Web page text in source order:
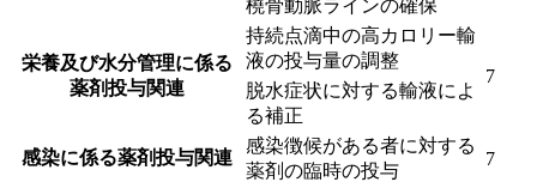
橈骨動脈ラインの確保
栄養及び水分管理に係る
薬剤投与関連
持続点滴中の高カロリー輸
液の投与量の調整
7
脱水症状に対する輸液によ
る補正
感染に係る薬剤投与関連
感染徴候がある者に対する
薬剤の臨時の投与
7